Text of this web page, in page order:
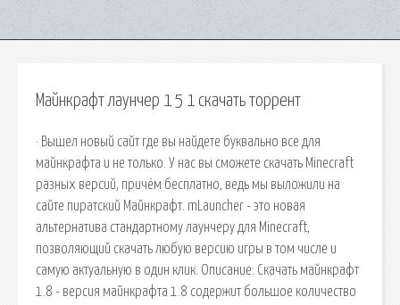
Майнкрафт лаунчер 1 5 1 скачать торрент
· Вышел новый сайт где вы найдете буквально все для
майнкрафта и не только. У нас вы сможете скачать Minecraft
разных версий, причём бесплатно, ведь мы выложили на
сайте пиратский Майнкрафт. mLauncher - это новая
альтернатива стандартному лаунчеру для Minecraft,
позволяющий скачать любую версию игры в том числе и
самую актуальную в один клик. Описание: Скачать майнкрафт
1.8 - версия майнкрафта 1.8 содержит большое количество